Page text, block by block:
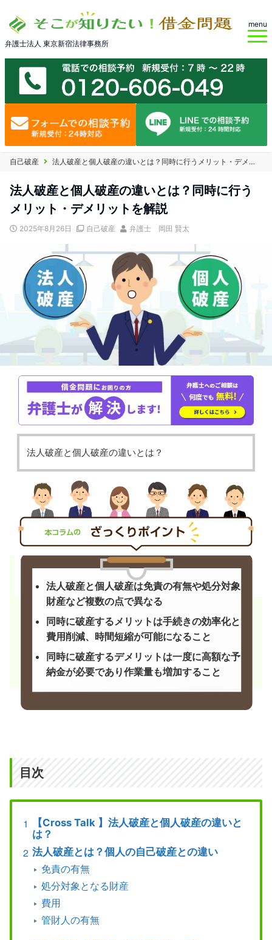
弁護士法人 東京新宿法律事務所
menu
自己破産 法人破産と個人破産の違いとは？同時に行うメリット・デメリットを解説
法人破産と個人破産の違いとは？同時に行う
メリット・デメリットを解説
2025年8月26日 自己破産 弁護士 岡田 賢太
法人破産と個人破産の違いとは？
法人破産と個人破産は免責の有無や処分対象
財産など複数の点で異なる
同時に破産するメリットは手続きの効率化と
費用削減、時間短縮が可能になること
同時に破産するデメリットは一度に高額な予
納金が必要であり作業量も増加すること
目次
【Cross Talk 】法人破産と個人破産の違いと
は？
法人破産とは？個人の自己破産との違い
免責の有無
処分対象となる財産
費用
管財人の有無